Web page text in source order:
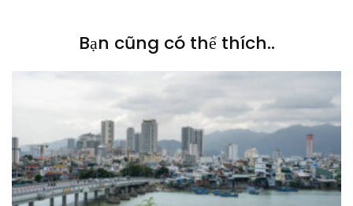
Bạn cũng có thể thích..